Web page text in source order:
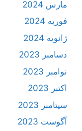
مارس 2024
فوریه 2024
ژانویه 2024
دسامبر 2023
نوامبر 2023
اکتبر 2023
سپتامبر 2023
آگوست 2023